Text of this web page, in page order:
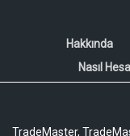
Hakkında
Nasıl
TradeMaster,